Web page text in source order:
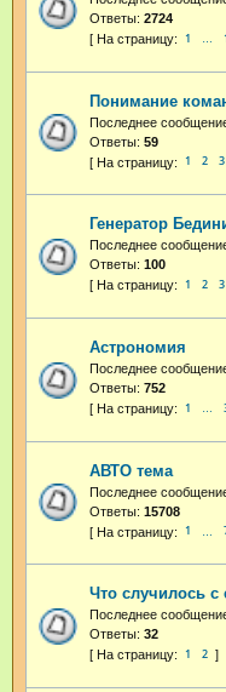
Ответы: 2724
1 …
Понимание
Последнее
Ответы: 59
1 2 3
Генератор
Последнее
Ответы: 100
1 2 3
Астрономия
Последнее
Ответы: 752
1 …
АВТО тема
Последнее
Ответы: 15708
1
Что случилось с
Последнее
Ответы: 32
1 2